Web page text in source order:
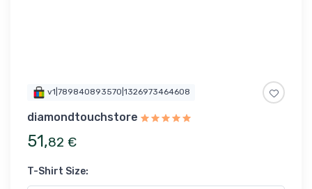
v1|789840893570|1326973464608
diamondtouchstore
51,82 €
T-Shirt Size: